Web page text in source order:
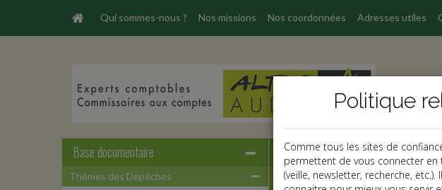
Qui sommes-nous ? Nos missions Nos coordonnées Adresses utiles
Base documentaire
Thémes des Dépêches
Dépêches
Politique
Comme tous les sites de
permettent de vous connecter en
(veille, newsletter, recherche,